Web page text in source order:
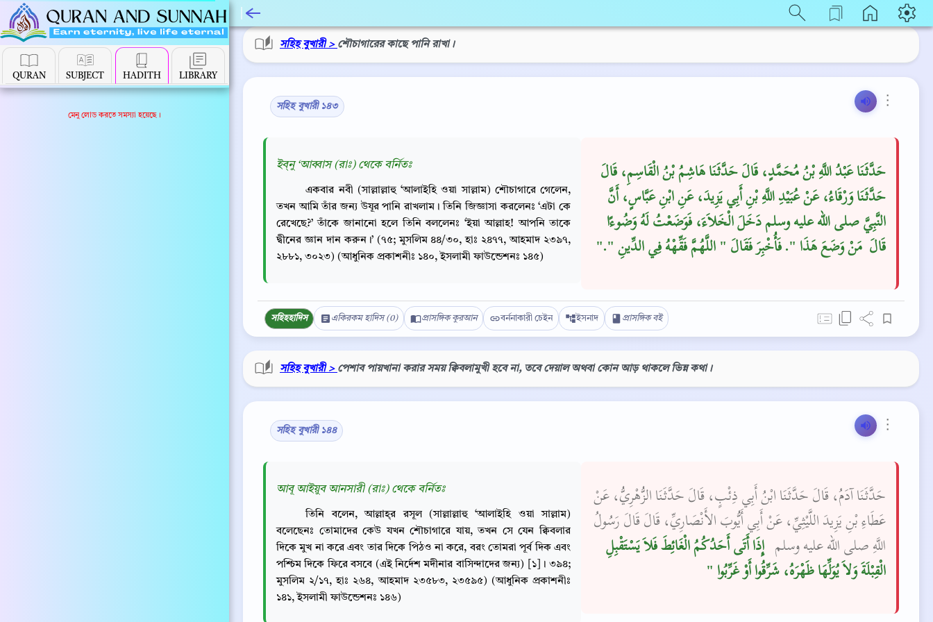
QURAN SUBJECT HADITH LIBRARY
মেনু লোড করতে সমস্যা হয়েছে।
সহিহ বুখারী > শৌচাগারের কাছে পানি রাখা।
⋮
সহিহ বুখারী ১৪৩
حَدَّثَنَا عَبْدُ اللَّهِ بْنُ مُحَمَّدٍ، قَالَ حَدَّثَنَا هَاشِمُ بْنُ الْقَاسِمِ، قَالَ
حَدَّثَنَا وَرْقَاءُ، عَنْ عُبَيْدِ اللَّهِ بْنِ أَبِي يَزِيدَ، عَنِ ابْنِ عَبَّاسٍ، أَنَّ
النَّبِيَّ صلى الله عليه وسلم دَخَلَ الْخَلاَءَ، فَوَضَعْتُ لَهُ وَضُوءًا
قَالَ ‏‏ مَنْ وَضَعَ هَذَا ‏"‏‏.‏ فَأُخْبِرَ فَقَالَ ‏"‏ اللَّهُمَّ فَقِّهْهُ فِي الدِّينِ ‏"‏‏.‏"
ইব্‌নু ‘আব্বাস (রাঃ) থেকে বর্নিতঃ
একবার নবী (সাল্লাল্লাহু ‘আলাইহি ওয়া সাল্লাম) শৌচাগারে গেলেন,
তখন আমি তাঁর জন্য উযূর পানি রাখলাম। তিনি জিজ্ঞাসা করলেনঃ ‘এটা কে
রেখেছে?’ তাঁকে জানানো হলে তিনি বললেনঃ ‘ইয়া আল্লাহ! আপনি তাকে
দ্বীনের জ্ঞান দান করুন।’ (৭৫; মুসলিম ৪৪/৩০, হাঃ ২৪৭৭, আহমাদ ২৩৯৭,
২৮৮১, ৩০২৩) (আধুনিক প্রকাশনীঃ ১৪০, ইসলামী ফাউন্ডেশনঃ ১৪৫)
সহিহহাদিস একিরকম হাদিস (0) প্রাসঙ্গিক কুরআন বর্ননাকারী চেইন ইসনাদ প্রাসঙ্গিক বই
সহিহ বুখারী > পেশাব পায়খানা করার সময় ক্বিবলামুখী হবে না, তবে দেয়াল অথবা কোন আড় থাকলে ভিন্ন কথা।
⋮
সহিহ বুখারী ১৪৪
حَدَّثَنَا آدَمُ، قَالَ حَدَّثَنَا ابْنُ أَبِي ذِئْبٍ، قَالَ حَدَّثَنَا الزُّهْرِيُّ، عَنْ
عَطَاءِ بْنِ يَزِيدَ اللَّيْثِيِّ، عَنْ أَبِي أَيُّوبَ الأَنْصَارِيِّ، قَالَ قَالَ رَسُولُ
اللَّهِ صلى الله عليه وسلم ‏
‏ إِذَا أَتَى أَحَدُكُمُ الْغَائِطَ فَلاَ يَسْتَقْبِلِ
الْقِبْلَةَ وَلاَ يُوَلِّهَا ظَهْرَهُ، شَرِّقُوا أَوْ غَرِّبُوا ‏"
আবূ আইয়ুব আনসারী (রাঃ) থেকে বর্নিতঃ
তিনি বলেন, আল্লাহ্‌র রসূল (সাল্লাল্লাহু ‘আলাইহি ওয়া সাল্লাম)
বলেছেনঃ তোমাদের কেউ যখন শৌচাগারে যায়, তখন সে যেন ক্বিবলার
দিকে মুখ না করে এবং তার দিকে পিঠও না করে, বরং তোমরা পূর্ব দিক এবং
পশ্চিম দিকে ফিরে বসবে (এই নির্দেশ মদীনার বাসিন্দাদের জন্য) [১]। ৩৯৪;
মুসলিম ২/১৭, হাঃ ২৬৪, আহমাদ ২৩৫৮৩, ২৩৫৯৫) (আধুনিক প্রকাশনীঃ
১৪১, ইসলামী ফাউন্ডেশনঃ ১৪৬)
Copy